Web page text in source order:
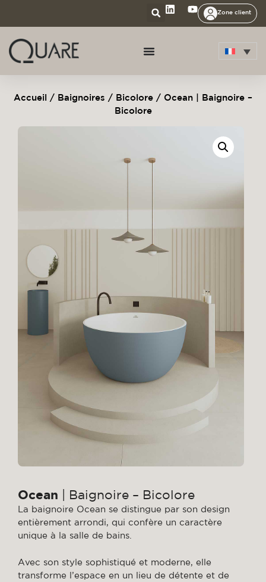
Zone client
Accueil / Baignoires / Bicolore / Ocean | Baignoire –
Bicolore
Ocean | Baignoire – Bicolore
La baignoire Ocean se distingue par son design
entièrement arrondi, qui confère un caractère
unique à la salle de bains.
Avec son style sophistiqué et moderne, elle
transforme l’espace en un lieu de détente et de